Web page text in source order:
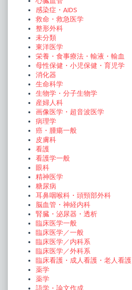
感染症・AIDS
救命・救急医学
整形外科
未分類
東洋医学
栄養・食事療法・輸液・輸血
母性保健・小児保健・育児学
消化器
生命科学
生物学・分子生物学
産婦人科
画像医学・超音波医学
病理学
癌・腫瘍一般
皮膚科
看護
看護学一般
眼科
精神医学
糖尿病
耳鼻咽喉科・頭頸部外科
脳血管・神経内科
腎臓・泌尿器・透析
臨床医学一般
臨床医学／一般
臨床医学／内科系
臨床医学／外科系
臨床看護・成人看護・老人看護
薬学
薬学
語学・論文作成